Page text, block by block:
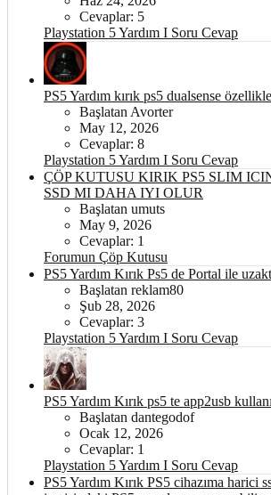
Cevaplar: 5
Playstation 5 Yardım I Soru Cevap
PS5 Yardım kırık ps5 dualsense
Başlatan Avorter
May 12, 2026
Cevaplar: 8
Playstation 5 Yardım I Soru Cevap
ÇÖP KUTUSU KIRIK PS5 SLIM
SSD MI DAHA IYI OLUR
Başlatan umuts
May 9, 2026
Cevaplar: 1
Forumun Çöp Kutusu
PS5 Yardım Kırık Ps5 de Portal ile
Başlatan reklam80
Şub 28, 2026
Cevaplar: 3
Playstation 5 Yardım I Soru Cevap
PS5 Yardım Kırık ps5 te app2usb
Başlatan dantegodof
Ocak 12, 2026
Cevaplar: 1
Playstation 5 Yardım I Soru Cevap
PS5 Yardım Kırık PS5 cihazıma harici